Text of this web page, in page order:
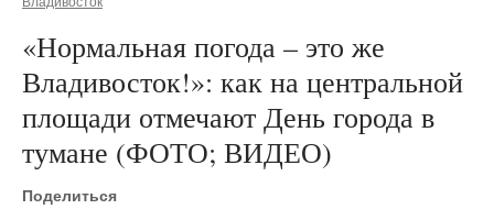
«Нормальная погода – это же
Владивосток!»: как на центральной
площади отмечают День города в
тумане (ФОТО; ВИДЕО)
Поделиться